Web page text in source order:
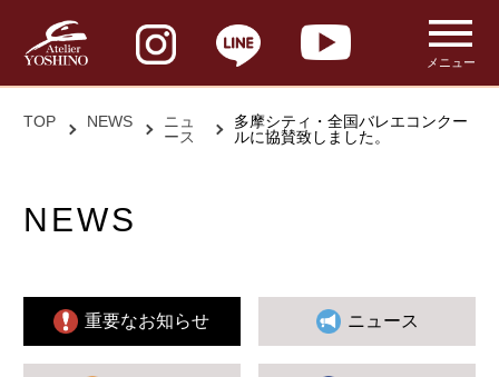
メニュー
TOP NEWS
ニュ
ース
多摩シティ・全国バレエコンクー
ルに協賛致しました。
NEWS
重要なお知らせ ニュース